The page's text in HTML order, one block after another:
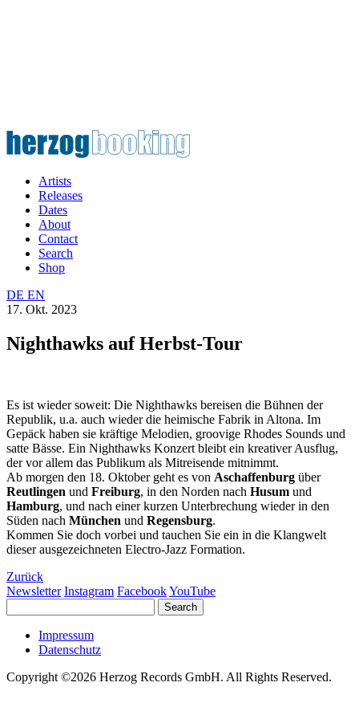
Artists
Releases
Dates
About
Contact
Search
Shop
DE EN
17. Okt. 2023
Nighthawks auf Herbst-Tour
Es ist wieder soweit: Die Nighthawks bereisen die Bühnen der
Republik, u.a. auch wieder die heimische Fabrik in Altona. Im
Gepäck haben sie kräftige Melodien, groovige Rhodes Sounds und
satte Bässe. Ein Nighthawks Konzert bleibt ein kreativer Ausflug,
der vor allem das Publikum als Mitreisende mitnimmt.
Ab morgen den 18. Oktober geht es von Aschaffenburg über
Reutlingen und Freiburg, in den Norden nach Husum und
Hamburg, und nach einer kurzen Unterbrechung wieder in den
Süden nach München und Regensburg.
Kommen Sie doch vorbei und tauchen Sie ein in die Klangwelt
dieser ausgezeichneten Electro-Jazz Formation.
Zurück
Newsletter Instagram FacebookYouTube
Impressum
Datenschutz
Copyright ©2026 Herzog Records GmbH. All Rights Reserved.